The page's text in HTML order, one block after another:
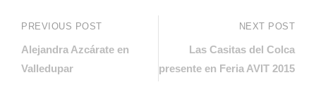
PREVIOUS POST
Alejandra Azcárate en
Valledupar
NEXT POST
Las Casitas del Colca
presente en Feria AVIT 2015